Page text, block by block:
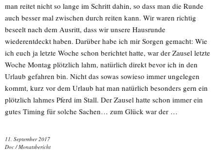
man reitet nicht so lange im Schritt dahin, so dass man die Runde
auch besser mal zwischen durch reiten kann. Wir waren richtig
beseelt nach dem Ausritt, dass wir unsere Hausrunde
wiederentdeckt haben. Darüber habe ich mir Sorgen gemacht: Wie
ich euch ja letzte Woche schon berichtet hatte, war der Zausel letzte
Woche Montag plötzlich lahm, natürlich direkt bevor ich in den
Urlaub gefahren bin. Nicht das sowas sowieso immer ungelegen
kommt, kurz vor dem Urlaub hat man natürlich besonders gern ein
plötzlich lahmes Pferd im Stall. Der Zausel hatte schon immer ein
gutes Timing für solche Sachen… zum Glück war der …
11. September 2017
Doc/Monatsbericht